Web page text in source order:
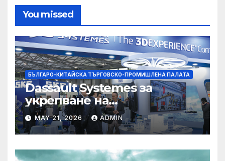
You missed
БЪЛГАРО-КИТАЙСКА ТЪРГОВСКО-ПРОМИШЛЕНА ПАЛАТА
Dassault Systemes за
укрепване на
изграждането на AI
екосистема в Китай
MAY 21, 2026 ADMIN